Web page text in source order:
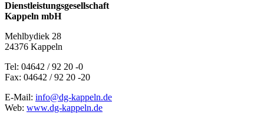
Dienstleistungsgesellschaft
Kappeln mbH
Mehlbydiek 28
24376 Kappeln
Tel: 04642 / 92 20 -0
Fax: 04642 / 92 20 -20
E-Mail: info@dg-kappeln.de
Web: www.dg-kappeln.de